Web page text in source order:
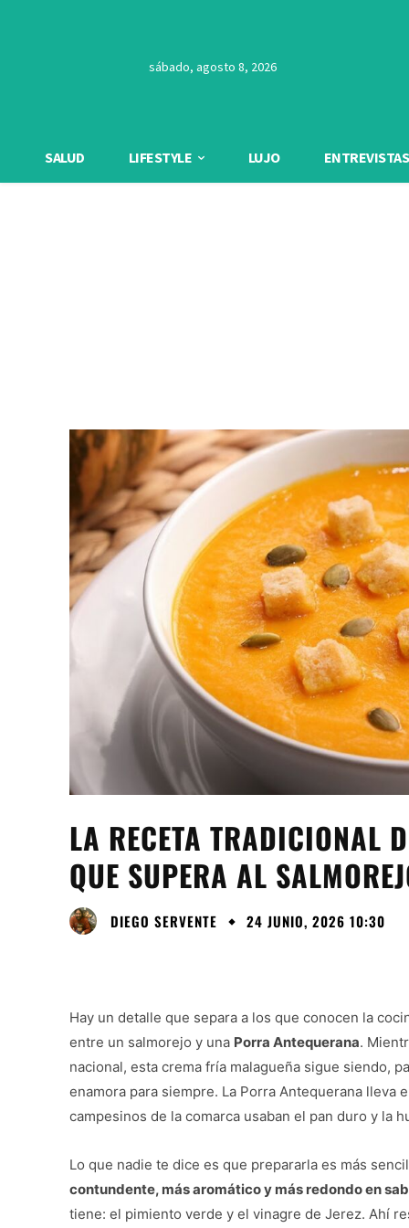
sábado, agosto 8, 2026
SALUD LIFESTYLE LUJO ENTREVISTAS
LA RECETA TRADICIONAL
QUE SUPERA AL
DIEGO SERVENTE 24 JUNIO, 2026 10:30
Hay un detalle que separa a los que conocen la
entre un salmorejo y una Porra Antequerana.
nacional, esta crema fría malagueña sigue siendo,
enamora para siempre. La Porra Antequerana lleva
campesinos de la comarca usaban el pan duro y la
Lo que nadie te dice es que prepararla es más
contundente, más aromático y más redondo en
tiene: el pimiento verde y el vinagre de Jerez. Ahí